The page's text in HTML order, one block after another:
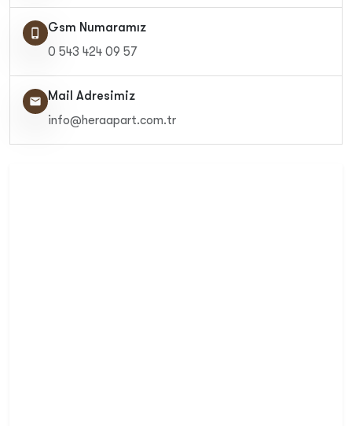
phone_iphone
Gsm Numaramız
0 543 424 09 57
email
Mail Adresimiz
info@heraapart.com.tr